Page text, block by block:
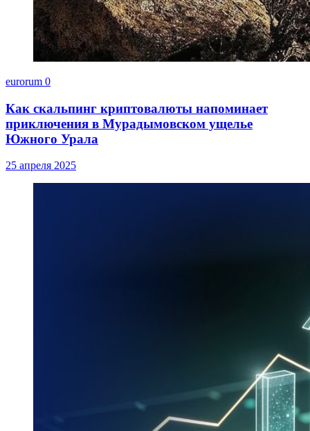
eurorum 0
Как скальпинг криптовалюты напоминает
приключения в Мурадымовском ущелье
Южного Урала
25 апреля 2025